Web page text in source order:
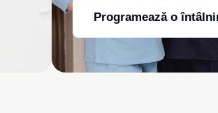
Programează o